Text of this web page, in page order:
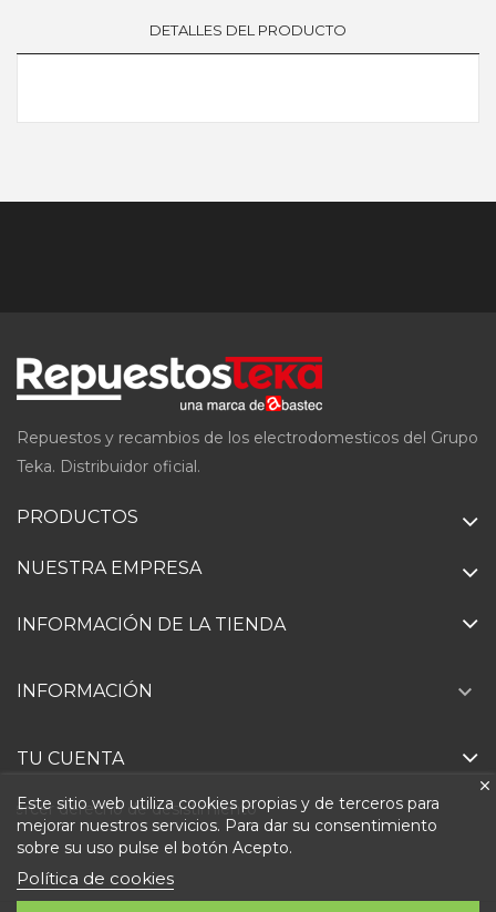
DETALLES DEL PRODUCTO
Repuestos y recambios de los electrodomesticos del Grupo
Teka. Distribuidor oficial.
PRODUCTOS
NUESTRA EMPRESA
INFORMACIÓN DE LA TIENDA
Este sitio web utiliza cookies propias y de terceros para
mejorar nuestros servicios. Para dar su consentimiento
sobre su uso pulse el botón Acepto.
Política de cookies
INFORMACIÓN 
TU CUENTA
Ejercer derecho de desistimiento